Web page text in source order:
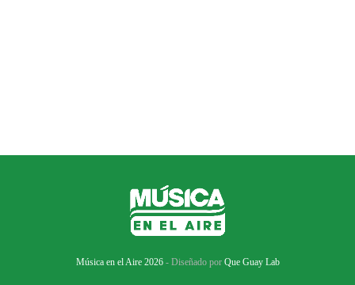
Música en el Aire 2026- Diseñado por Que Guay Lab